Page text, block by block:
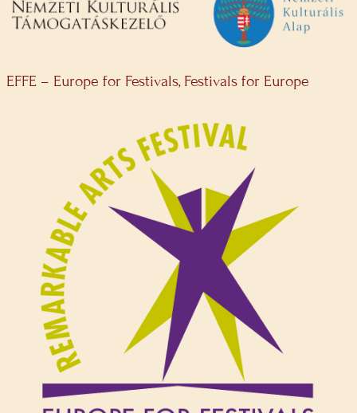
EFFE – Europe for Festivals, Festivals for Europe